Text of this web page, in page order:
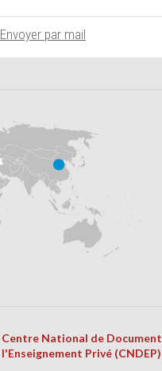
Envoyer par mail
Centre National de
l'Enseignement Privé (CNDEP)